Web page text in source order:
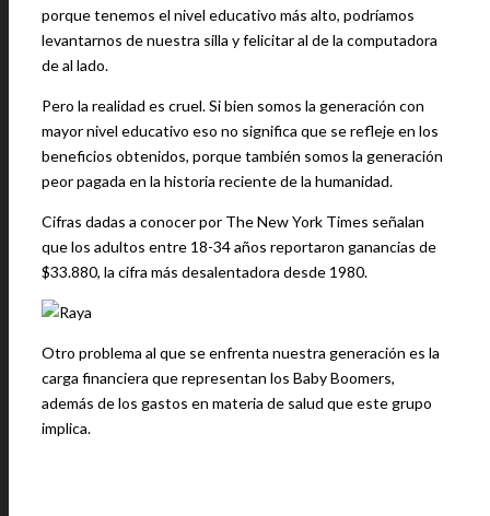
porque tenemos el nivel educativo más alto, podríamos
levantarnos de nuestra silla y felicitar al de la computadora
de al lado.
Pero la realidad es cruel. Si bien somos la generación con
mayor nivel educativo eso no significa que se refleje en los
beneficios obtenidos, porque también somos la generación
peor pagada en la historia reciente de la humanidad.
Cifras dadas a conocer por The New York Times señalan
que los adultos entre 18-34 años reportaron ganancias de
$33.880, la cifra más desalentadora desde 1980.
Otro problema al que se enfrenta nuestra generación es la
carga financiera que representan los Baby Boomers,
además de los gastos en materia de salud que este grupo
implica.